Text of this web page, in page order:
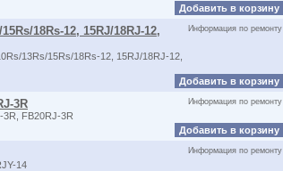
Добавить в корзину
18Rs-12, 15RJ/18RJ-12,
13Rs/15Rs/18Rs-12, 15RJ/18RJ-12,
Информация по ремонту
Добавить в корзину
3R
3R, FB20RJ-3R
Информация по ремонту
Добавить в корзину
14
Информация по ремонту